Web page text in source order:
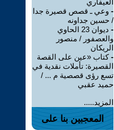
العيفاري
- وعي ـ قصص قصيرة جدا
/ حسين جداونه
-
ديوان 23 الحاوي
والعصفور / منصور
الريكان
-كتاب «عين على القصة
القصيرة: تأملات نقدية في
تسع رؤى قصصية م ... /
حميد عقبي
المزيد.....
المعجبين بنا على